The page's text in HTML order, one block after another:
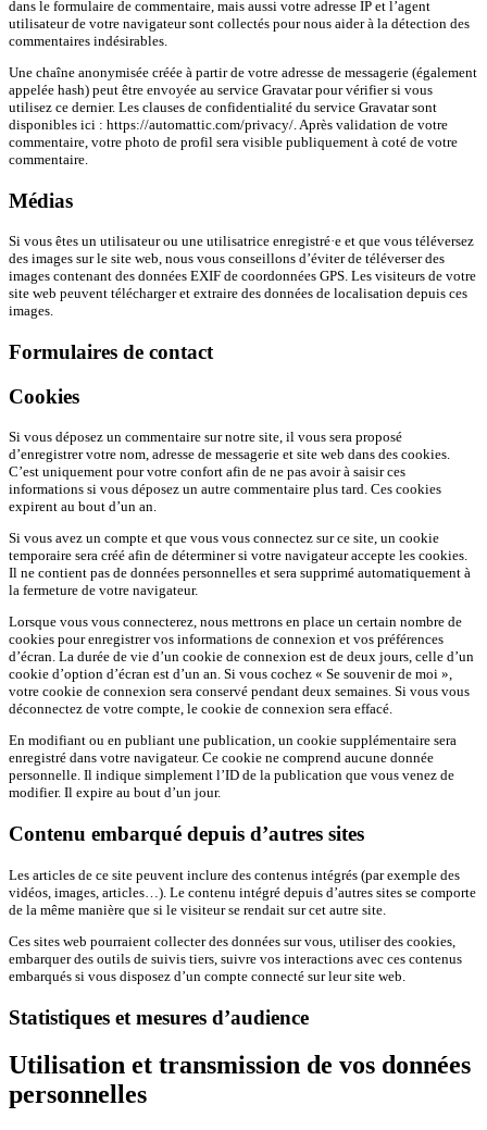
dans le formulaire de commentaire, mais aussi votre adresse IP et l’agent
utilisateur de votre navigateur sont collectés pour nous aider à la détection des
commentaires indésirables.
Une chaîne anonymisée créée à partir de votre adresse de messagerie (également
appelée hash) peut être envoyée au service Gravatar pour vérifier si vous
utilisez ce dernier. Les clauses de confidentialité du service Gravatar sont
disponibles ici : https://automattic.com/privacy/. Après validation de votre
commentaire, votre photo de profil sera visible publiquement à coté de votre
commentaire.
Médias
Si vous êtes un utilisateur ou une utilisatrice enregistré·e et que vous téléversez
des images sur le site web, nous vous conseillons d’éviter de téléverser des
images contenant des données EXIF de coordonnées GPS. Les visiteurs de votre
site web peuvent télécharger et extraire des données de localisation depuis ces
images.
Formulaires de contact
Cookies
Si vous déposez un commentaire sur notre site, il vous sera proposé
d’enregistrer votre nom, adresse de messagerie et site web dans des cookies.
C’est uniquement pour votre confort afin de ne pas avoir à saisir ces
informations si vous déposez un autre commentaire plus tard. Ces cookies
expirent au bout d’un an.
Si vous avez un compte et que vous vous connectez sur ce site, un cookie
temporaire sera créé afin de déterminer si votre navigateur accepte les cookies.
Il ne contient pas de données personnelles et sera supprimé automatiquement à
la fermeture de votre navigateur.
Lorsque vous vous connecterez, nous mettrons en place un certain nombre de
cookies pour enregistrer vos informations de connexion et vos préférences
d’écran. La durée de vie d’un cookie de connexion est de deux jours, celle d’un
cookie d’option d’écran est d’un an. Si vous cochez « Se souvenir de moi »,
votre cookie de connexion sera conservé pendant deux semaines. Si vous vous
déconnectez de votre compte, le cookie de connexion sera effacé.
En modifiant ou en publiant une publication, un cookie supplémentaire sera
enregistré dans votre navigateur. Ce cookie ne comprend aucune donnée
personnelle. Il indique simplement l’ID de la publication que vous venez de
modifier. Il expire au bout d’un jour.
Contenu embarqué depuis d’autres sites
Les articles de ce site peuvent inclure des contenus intégrés (par exemple des
vidéos, images, articles…). Le contenu intégré depuis d’autres sites se comporte
de la même manière que si le visiteur se rendait sur cet autre site.
Ces sites web pourraient collecter des données sur vous, utiliser des cookies,
embarquer des outils de suivis tiers, suivre vos interactions avec ces contenus
embarqués si vous disposez d’un compte connecté sur leur site web.
Statistiques et mesures d’audience
Utilisation et transmission de vos données
personnelles